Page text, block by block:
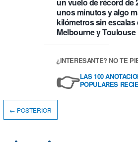
un vuelo de récord de
unos minutos y algo
kilómetros sin escalas
Melbourne y Toulouse
¿INTERESANTE? NO TE
👉LAS 100
POPULARES
← POSTERIOR